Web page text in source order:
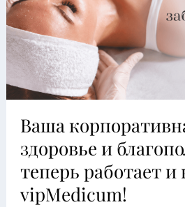
Ваша
здоровье и
теперь работает и
vipMedicum!